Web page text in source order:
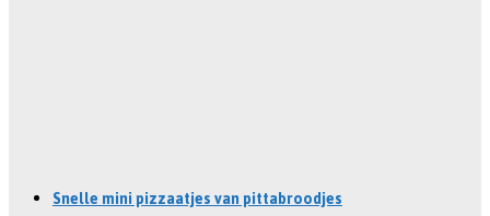
Snelle mini pizzaatjes van pittabroodjes